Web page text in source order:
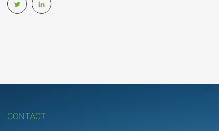
CONTACT